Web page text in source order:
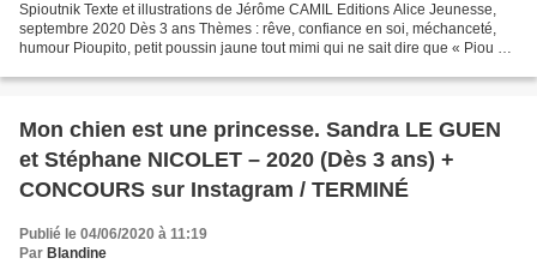
Spioutnik Texte et illustrations de Jérôme CAMIL Editions Alice Jeunesse,
septembre 2020 Dès 3 ans Thèmes : rêve, confiance en soi, méchanceté,
humour Pioupito, petit poussin jaune tout mimi qui ne sait dire que « Piou »,
Mon chien est une princesse. Sandra LE GUEN
et Stéphane NICOLET – 2020 (Dès 3 ans) +
CONCOURS sur Instagram / TERMINÉ
Publié le 04/06/2020 à 11:19
Par Blandine